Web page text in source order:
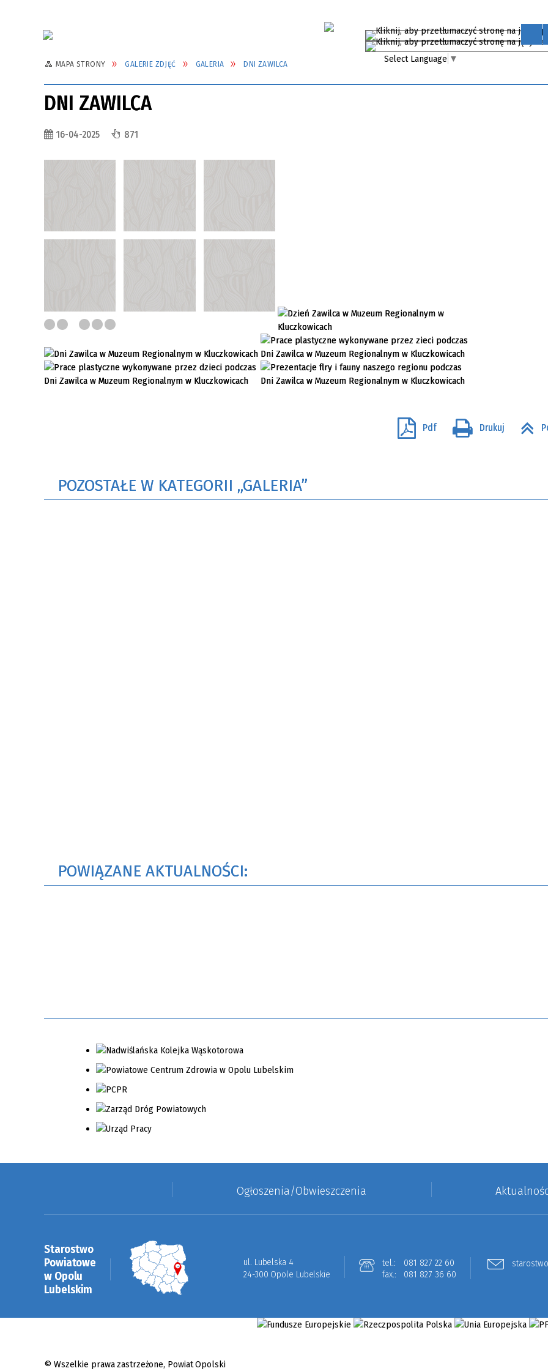
Select Language ▼
MAPA STRONY GALERIE ZDJĘĆ GALERIA DNI ZAWILCA
DNI ZAWILCA
16-04-2025 871
Pdf Drukuj
POZOSTAŁE W KATEGORII „GALERIA”
POWIĄZANE AKTUALNOŚCI:
Ogłoszenia/Obwieszczenia
Starostwo
Powiatowe
w Opolu
Lubelskim
ul. Lubelska 4
24-300 Opole Lubelskie
tel.:
081 827 22 60
fax.:
081 827 36 60
© Wszelkie prawa zastrzeżone, Powiat Opolski